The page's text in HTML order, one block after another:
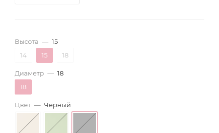
Высота — 15
14
15 18
Диаметр — 18
18
Цвет — Черный